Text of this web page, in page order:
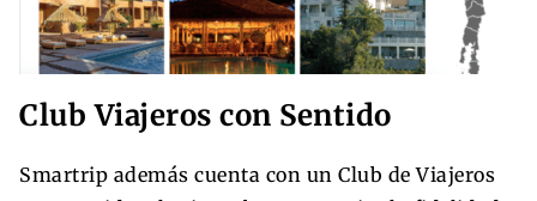
Club Viajeros con Sentido
Smartrip además cuenta con un Club de Viajeros